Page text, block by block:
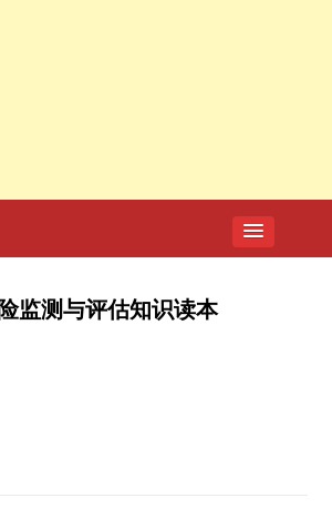
监测与评估知识读本